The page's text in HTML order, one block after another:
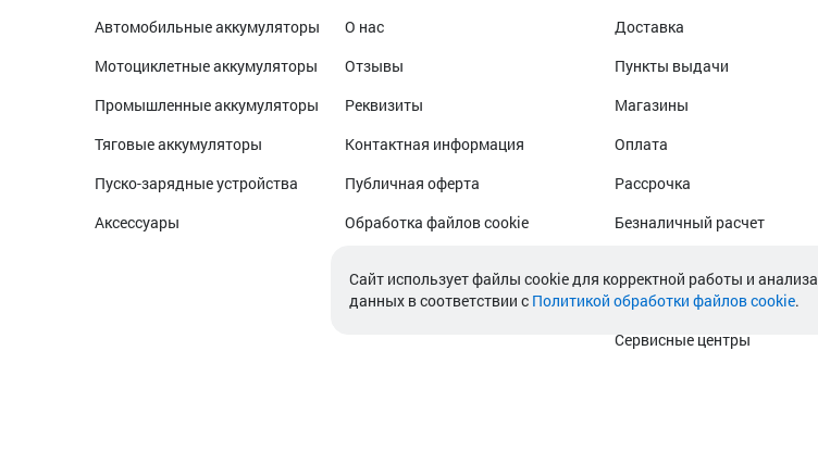
Автомобильные аккумуляторы
Мотоциклетные аккумуляторы
Промышленные аккумуляторы
Тяговые аккумуляторы
Пуско-зарядные устройства
Аксессуары
О нас
Отзывы
Реквизиты
Контактная информация
Публичная оферта
Обработка файлов cookie
Доставка
Пункты выдачи
Магазины
Оплата
Рассрочка
Безналичный расчет
Гарантийное обслуживание
Сервисные центры
Cайт использует файлы cookie для корректной работы и анализа
данных в соответствии с Политикой обработки файлов cookie.